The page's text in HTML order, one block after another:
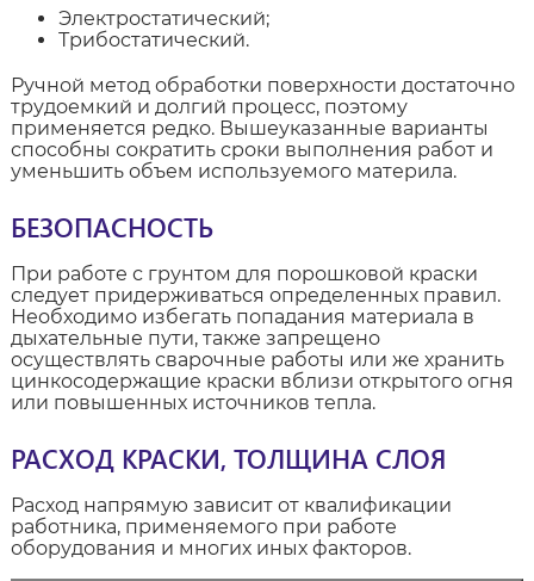
Электростатический;
Трибостатический.
Ручной метод обработки поверхности достаточно
трудоемкий и долгий процесс, поэтому
применяется редко. Вышеуказанные варианты
способны сократить сроки выполнения работ и
уменьшить объем используемого материла.
БЕЗОПАСНОСТЬ
При работе с грунтом для порошковой краски
следует придерживаться определенных правил.
Необходимо избегать попадания материала в
дыхательные пути, также запрещено
осуществлять сварочные работы или же хранить
цинкосодержащие краски вблизи открытого огня
или повышенных источников тепла.
РАСХОД КРАСКИ, ТОЛЩИНА СЛОЯ
Расход напрямую зависит от квалификации
работника, применяемого при работе
оборудования и многих иных факторов.